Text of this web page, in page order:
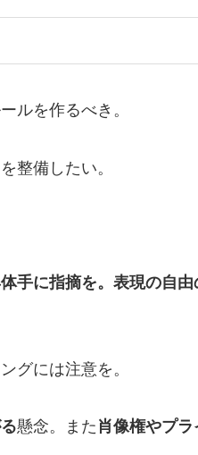
ルを作るべき。
整備したい。
手に指摘を。表現の自
グには注意を。
懸念。また 肖像権やプ